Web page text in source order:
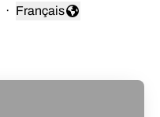
·
Changer la langue
Français